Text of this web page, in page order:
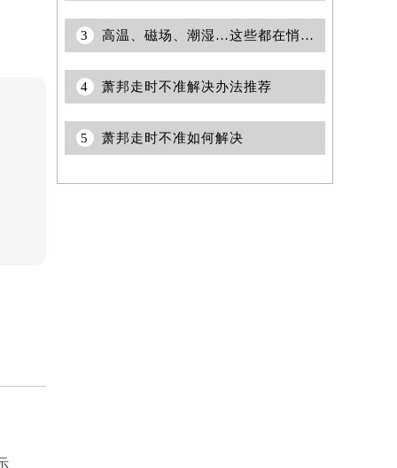
3 高温、磁场、潮湿…这些都在悄悄影响你的萧邦！
4 萧邦走时不准解决办法推荐
5 萧邦走时不准如何解决